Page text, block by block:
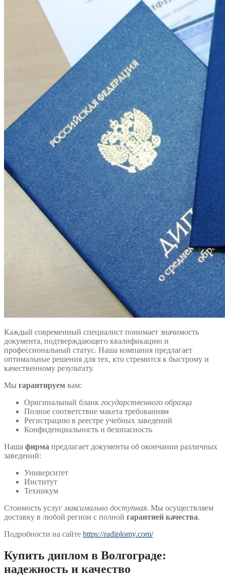
Каждый современный специалист понимает значимость
документа, подтверждающего квалификацию и
профессиональный статус. Наша компания предлагает
оптимальные решения для тех, кто стремится к быстрому и
качественному результату.
Мы гарантируем вам:
Оригинальный бланк государственного образца
Полное соответствие макета требованиям
Регистрацию в реестре учебных заведений
Конфиденциальность и безопасность
Наша фирма предлагает документы об окончании различных
заведений:
Университет
Институт
Техникум
Стоимость услуг максимально доступная. Мы осуществляем
доставку в любой регион с полной гарантией качества.
Подробности на сайте https://radiplomy.com/
Купить диплом в Волгограде:
надежность и качество